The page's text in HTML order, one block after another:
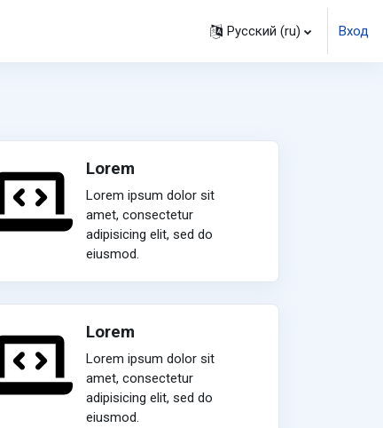
Русский ‎(ru)‎ Вход
Lorem
Lorem ipsum dolor sit
amet, consectetur
adipisicing elit, sed do
eiusmod.
Lorem
Lorem ipsum dolor sit
amet, consectetur
adipisicing elit, sed do
eiusmod.